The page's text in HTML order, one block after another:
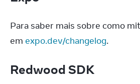
Para saber mais sobre como
em expo.dev/changelog.
Redwood SDK